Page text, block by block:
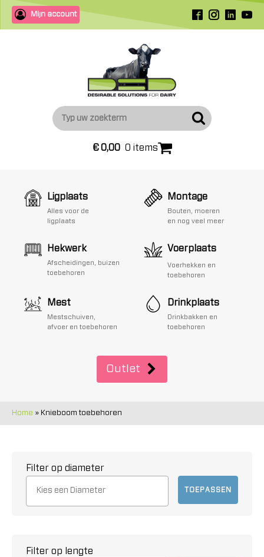
Mijn account
€0,00 0 items
Ligplaats
Alles voor de
ligplaats
Montage
Bouten, moeren
en nog veel meer
Hekwerk
Afscheidingen, buizen
toebehoren
Voerplaats
Voerhekken en
toebehoren
Mest
Mestschuiven,
afvoer en toebehoren
Drinkplaats
Drinkbakken en
toebehoren
Outlet
Home » Knieboom toebehoren
Filter op diameter
TOEPASSEN
Filter op lengte